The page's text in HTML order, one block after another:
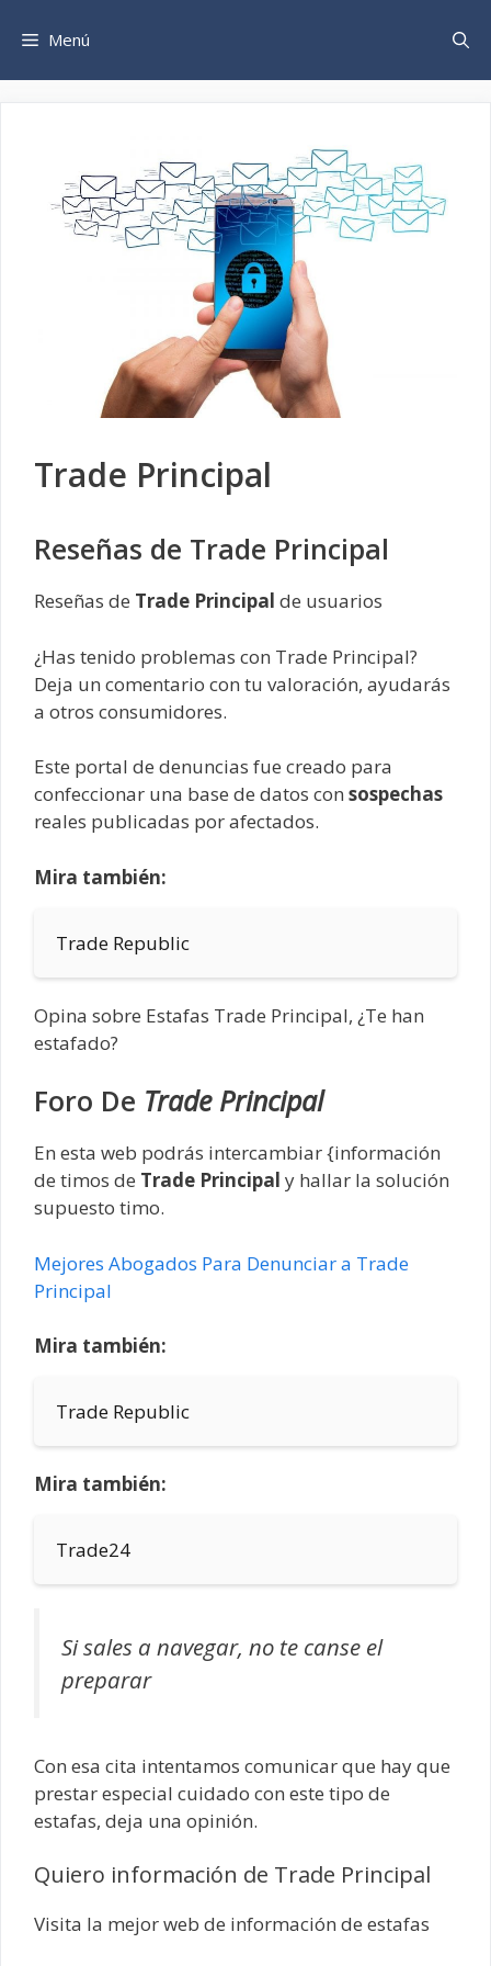
Menú
Trade Principal
Reseñas de Trade Principal
Reseñas de Trade Principal de usuarios
¿Has tenido problemas con Trade Principal?
Deja un comentario con tu valoración, ayudarás
a otros consumidores.
Este portal de denuncias fue creado para
confeccionar una base de datos con sospechas
reales publicadas por afectados.
Mira también:
Trade Republic
Opina sobre Estafas Trade Principal, ¿Te han
estafado?
Foro De Trade Principal
En esta web podrás intercambiar {información
de timos de Trade Principal y hallar la solución
supuesto timo.
Mejores Abogados Para Denunciar a Trade
Principal
Mira también:
Trade Republic
Mira también:
Trade24
Si sales a navegar, no te canse el
preparar
Con esa cita intentamos comunicar que hay que
prestar especial cuidado con este tipo de
estafas, deja una opinión.
Quiero información de Trade Principal
Visita la mejor web de información de estafas